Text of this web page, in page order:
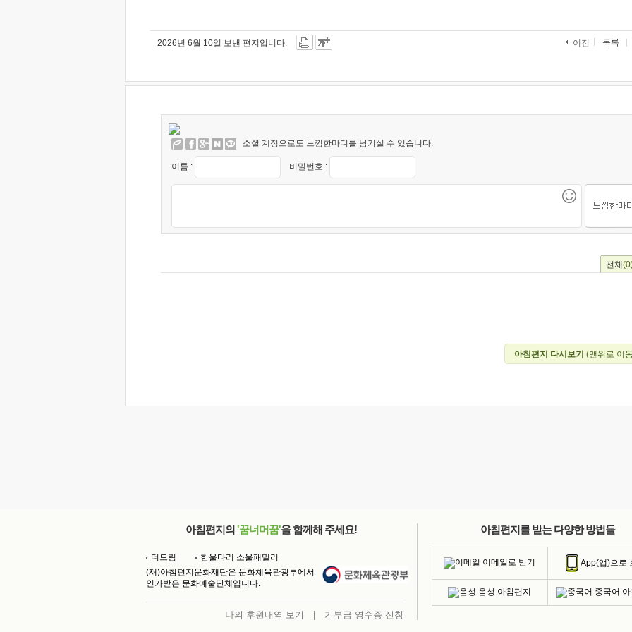
2026년 6월 10일 보낸 편지입니다. 이전 목록
소셜 계정으로도 느낌한마디를 남기실 수 있습니다.
이름 : 비밀번호 :
전체
아침편지 다시보기 (맨위로 이
아침편지의 '꿈너머꿈'을 함께해 주세요!
더드림
한울타리 소울패밀리
(재)아침편지문화재단은 문화체육관광부에서
인가받은 문화예술단체입니다.
나의 후원내역 보기 | 기부금 영수증 신청
아침편지를 받는 다양한 방법들
이메일로 받기 App(앱)으로
음성 아침편지 중국어